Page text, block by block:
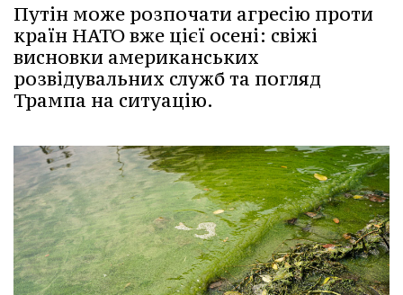
Путін може розпочати агресію проти
країн НАТО вже цієї осені: свіжі
висновки американських
розвідувальних служб та погляд
Трампа на ситуацію.